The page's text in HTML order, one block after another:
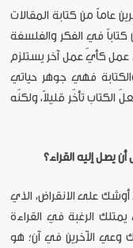
عاماً من كتابة المقالات
في الفكر والفلسفة
عمل كأيّ عمل آخر يستلزم
فهي جوهر حياتي
تأخّر قليلاً، ولكنّه
يصل إليه القراء؟
على الانقراض، الذي
الرغبة في القراءة
وعي الآخرين في آن؛ هو